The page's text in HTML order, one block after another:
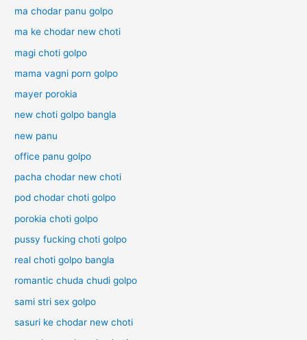
ma chodar panu golpo
ma ke chodar new choti
magi choti golpo
mama vagni porn golpo
mayer porokia
new choti golpo bangla
new panu
office panu golpo
pacha chodar new choti
pod chodar choti golpo
porokia choti golpo
pussy fucking choti golpo
real choti golpo bangla
romantic chuda chudi golpo
sami stri sex golpo
sasuri ke chodar new choti